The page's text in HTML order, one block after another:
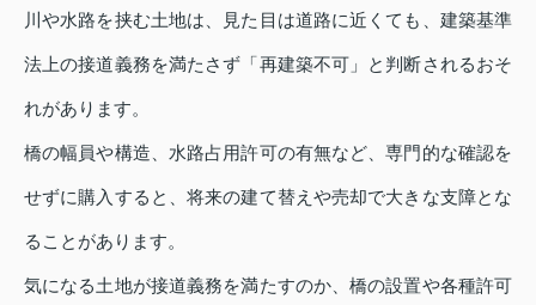
川や水路を挟む土地は、見た目は道路に近くても、建築基準
法上の接道義務を満たさず「再建築不可」と判断されるおそ
れがあります。
橋の幅員や構造、水路占用許可の有無など、専門的な確認を
せずに購入すると、将来の建て替えや売却で大きな支障とな
ることがあります。
気になる土地が接道義務を満たすのか、橋の設置や各種許可